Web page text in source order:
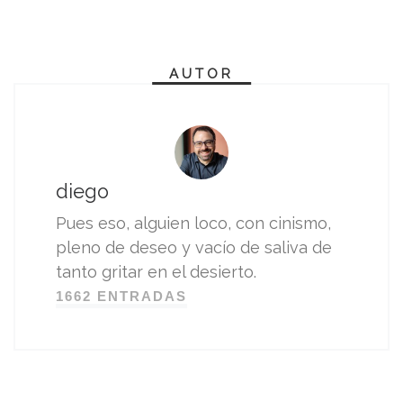
AUTOR
diego
Pues eso, alguien loco, con cinismo,
pleno de deseo y vacío de saliva de
tanto gritar en el desierto.
1662 ENTRADAS